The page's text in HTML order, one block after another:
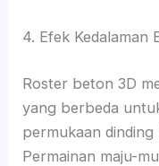
4. Efek Kedalaman
Roster beton 3D
yang berbeda
permukaan
Permainan maju-